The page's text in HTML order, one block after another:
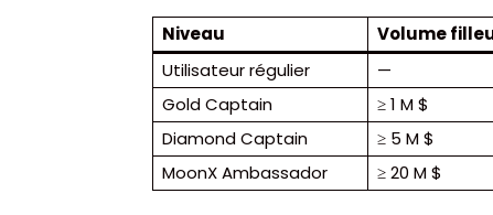
Niveau Volume
Utilisateur régulier
—
Gold Captain
≥ 1 M $
Diamond Captain
≥ 5 M $
MoonX Ambassador
≥ 20 M $